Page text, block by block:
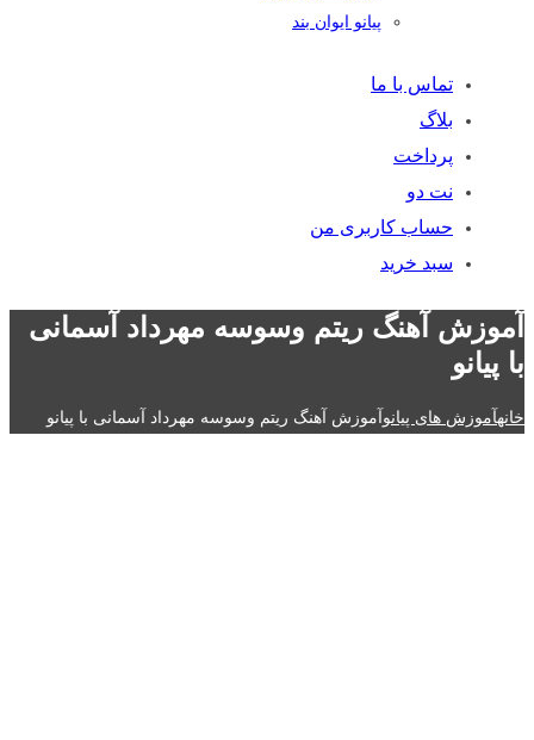
پیانو ایوان بند
تماس با ما
بلاگ
پرداخت
نت دو
حساب کاربری من
سبد خرید
آموزش آهنگ ریتم وسوسه مهرداد آسمانی
با پیانو
خانهآموزش های پیانوآموزش آهنگ ریتم وسوسه مهرداد آسمانی با پیانو